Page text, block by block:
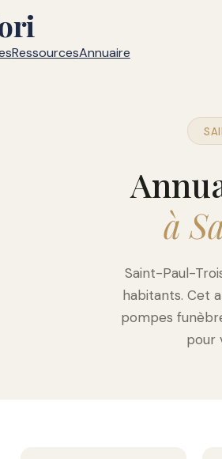
RessourcesAnnuaire
à
Saint-Paul-
habitants. Cet
pompes
pour